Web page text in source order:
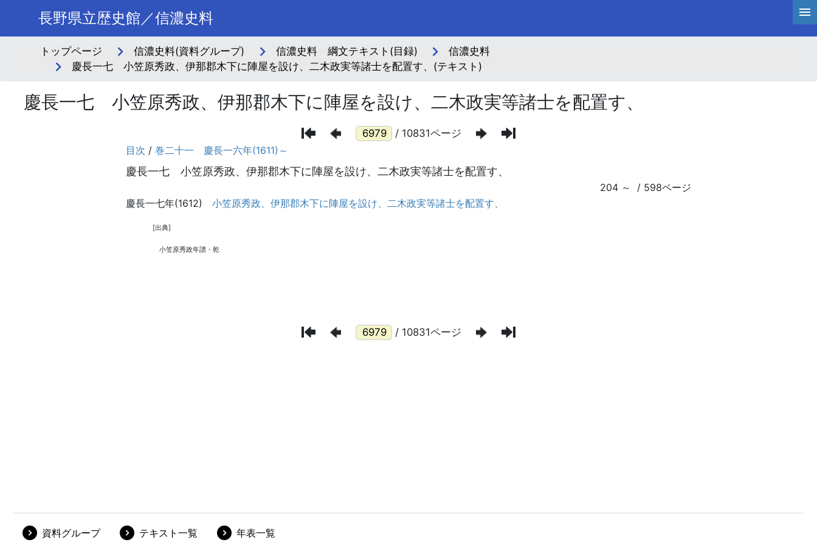
長野県立歴史館／信濃史料
トップページ 信濃史料(資料グループ) 信濃史料 綱文テキスト(目録)
信濃史料
慶長一七 小笠原秀政、伊那郡木下に陣屋を設け、二木政実等諸士を配置す、(テキスト)
慶長一七 小笠原秀政、伊那郡木下に陣屋を設け、二木政実等諸士を配置す、
/ 10831ページ
/ 10831ページ
資料グループ テキスト一覧 年表一覧